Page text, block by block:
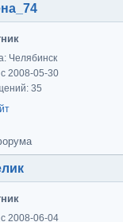
Челябинск
2008-05-30
35
2008-06-04